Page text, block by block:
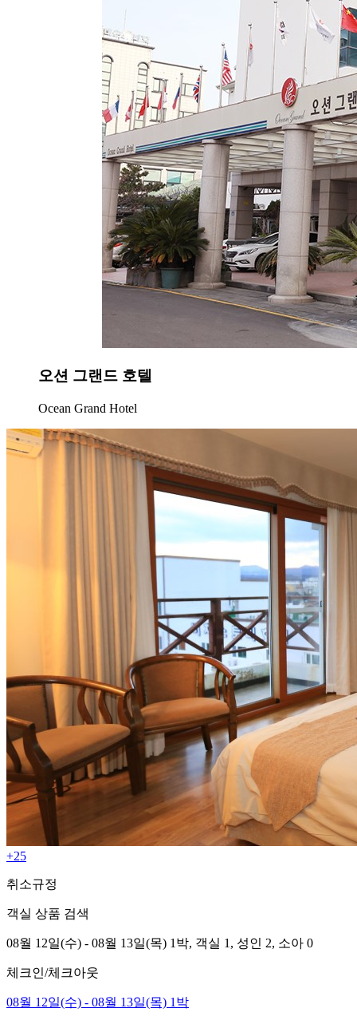
오션 그랜드 호텔
Ocean Grand Hotel
+25
취소규정
객실 상품 검색
08월 12일(수) - 08월 13일(목) 1박, 객실 1, 성인 2, 소아 0
체크인/체크아웃
08월 12일(수) - 08월 13일(목) 1박